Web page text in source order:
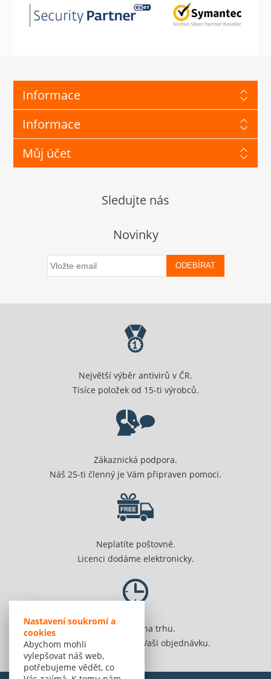
Nastavení soukromí a
cookies
Abychom mohli
vylepšovat náš web,
potřebujeme vědět, co
Informace
Informace
Můj účet
Sledujte nás
Novinky
ODEBÍRAT
Největší výběr antivirů v ČR.
Tisíce položek od 15-ti výrobců.
Zákaznická podpora.
Náš 25-ti členný je Vám připraven pomoci.
Neplatíte poštovné.
Licenci dodáme elektronicky.
Jsme 20 let na trhu.
Spolehlivě vyřídíme Vaši objednávku.